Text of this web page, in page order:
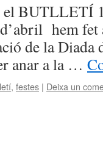
el BUTLLETÍ
hem
de la Diada
anar a la …
, festes | Deixa un